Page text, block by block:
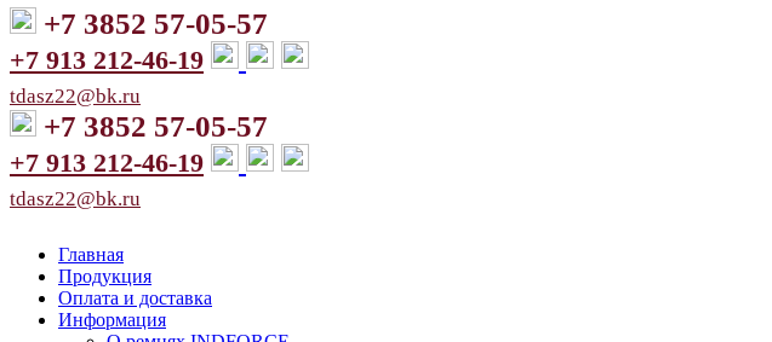
+7 3852 57-05-57
+7 913 212-46-19
tdasz22@bk.ru
+7 3852 57-05-57
+7 913 212-46-19
tdasz22@bk.ru
Главная
Продукция
Оплата и доставка
Информация